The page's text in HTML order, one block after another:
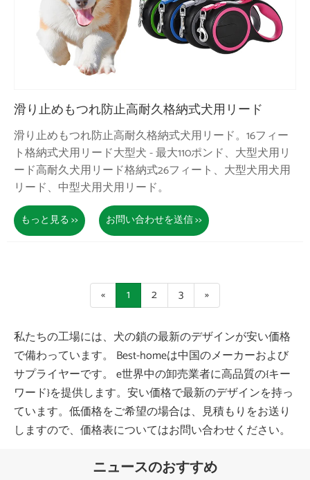
滑り止めもつれ防止高耐久格納式犬用リード
滑り止めもつれ防止高耐久格納式犬用リード。16フィー
ト格納式犬用リード大型犬 - 最大110ポンド、大型犬用リ
ード高耐久犬用リード格納式26フィート、大型犬用犬用
リード、中型犬用犬用リード。
もっと見る >> お問い合わせを送信 >>
« 1 2 3 »
私たちの工場には、犬の鎖の最新のデザインが安い価格
で備わっています。 Best-homeは中国のメーカーおよび
サプライヤーです。 e世界中の卸売業者に高品質の{キー
ワード}を提供します。安い価格で最新のデザインを持っ
ています。低価格をご希望の場合は、見積もりをお送り
しますので、価格表についてはお問い合わせください。
ニュースのおすすめ